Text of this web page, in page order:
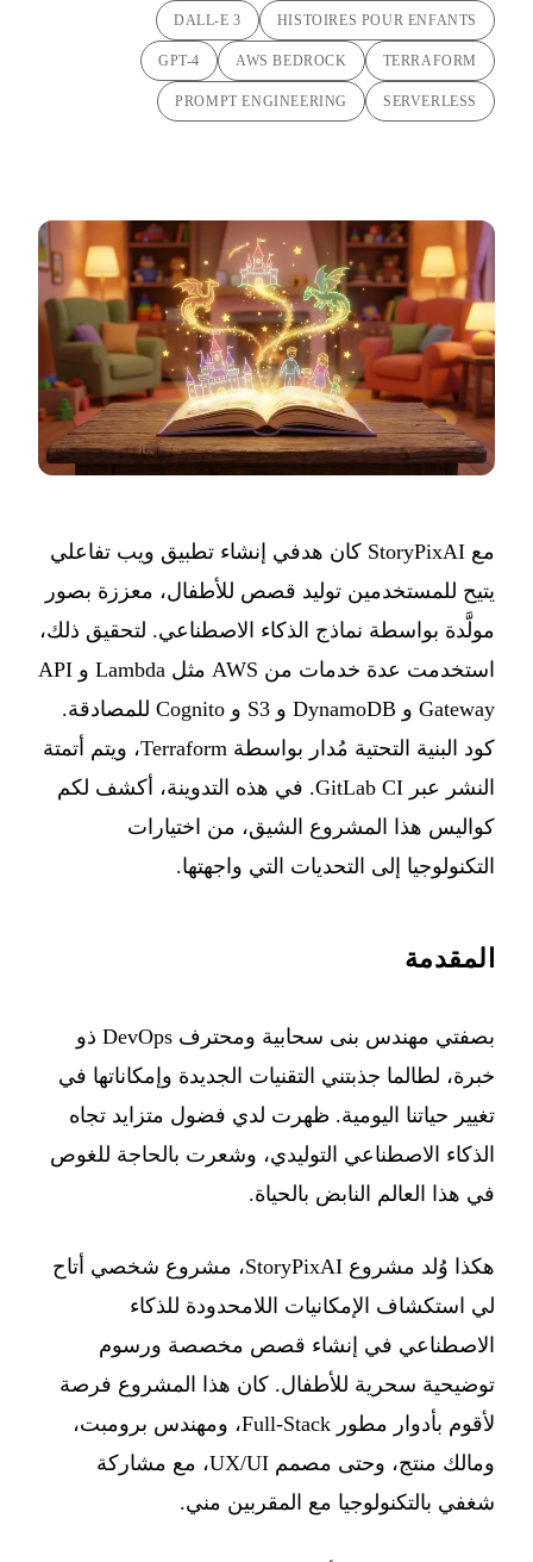
HISTOIRES POUR ENFANTS
DALL-E 3
TERRAFORM
AWS BEDROCK
GPT-4
SERVERLESS
PROMPT ENGINEERING
مع StoryPixAI كان هدفي إنشاء تطبيق ويب تفاعلي
يتيح للمستخدمين توليد قصص للأطفال، معززة بصور
مولَّدة بواسطة نماذج الذكاء الاصطناعي. لتحقيق ذلك،
استخدمت عدة خدمات من AWS مثل Lambda و API
Gateway و DynamoDB و S3 و Cognito للمصادقة.
كود البنية التحتية مُدار بواسطة Terraform، ويتم أتمتة
النشر عبر GitLab CI. في هذه التدوينة، أكشف لكم
كواليس هذا المشروع الشيق، من اختيارات
التكنولوجيا إلى التحديات التي واجهتها.
المقدمة
بصفتي مهندس بنى سحابية ومحترف DevOps ذو
خبرة، لطالما جذبتني التقنيات الجديدة وإمكاناتها في
تغيير حياتنا اليومية. ظهرت لدي فضول متزايد تجاه
الذكاء الاصطناعي التوليدي، وشعرت بالحاجة للغوص
في هذا العالم النابض بالحياة.
هكذا وُلد مشروع StoryPixAI، مشروع شخصي أتاح
لي استكشاف الإمكانيات اللامحدودة للذكاء
الاصطناعي في إنشاء قصص مخصصة ورسوم
توضيحية سحرية للأطفال. كان هذا المشروع فرصة
لأقوم بأدوار مطور Full-Stack، ومهندس برومبت،
ومالك منتج، وحتى مصمم UX/UI، مع مشاركة
شغفي بالتكنولوجيا مع المقربين مني.